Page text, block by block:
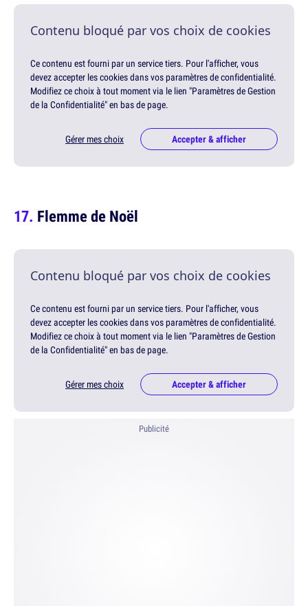
Contenu bloqué par vos choix de cookies
Ce contenu est fourni par un service tiers. Pour l'afficher, vous
devez accepter les cookies dans vos paramètres de confidentialité.
Modifiez ce choix à tout moment via le lien "Paramètres de Gestion
de la Confidentialité" en bas de page.
Gérer mes choix Accepter & afficher
Flemme de Noël
Contenu bloqué par vos choix de cookies
Ce contenu est fourni par un service tiers. Pour l'afficher, vous
devez accepter les cookies dans vos paramètres de confidentialité.
Modifiez ce choix à tout moment via le lien "Paramètres de Gestion
de la Confidentialité" en bas de page.
Gérer mes choix Accepter & afficher
Publicité